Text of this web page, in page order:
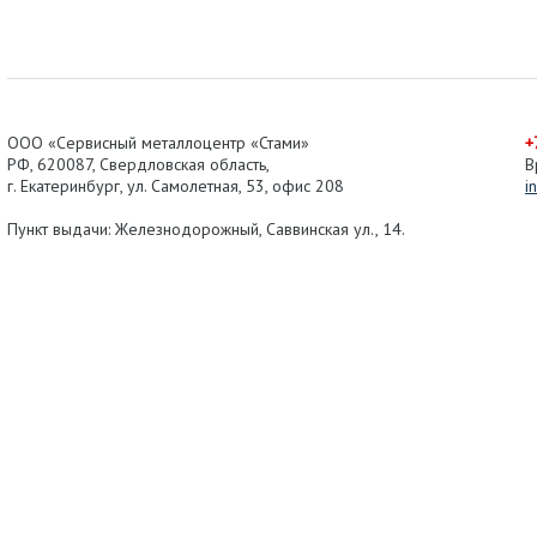
ООО «Сервисный металлоцентр «Стами»
РФ, 620087, Свердловская область,
г. Екатеринбург, ул. Самолетная, 53, офис 208
Пункт выдачи: Железнодорожный, Саввинская ул., 14.